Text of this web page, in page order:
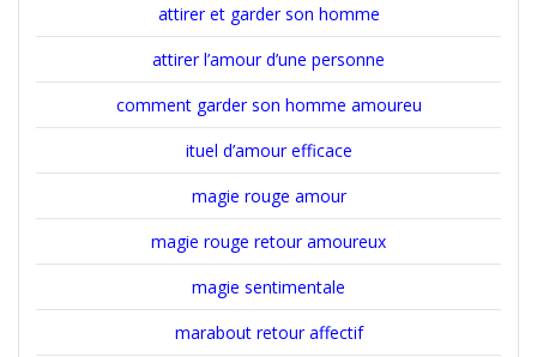
attirer et garder son homme
attirer l’amour d’une personne
comment garder son homme amoureu
ituel d’amour efficace
magie rouge amour
magie rouge retour amoureux
magie sentimentale
marabout retour affectif